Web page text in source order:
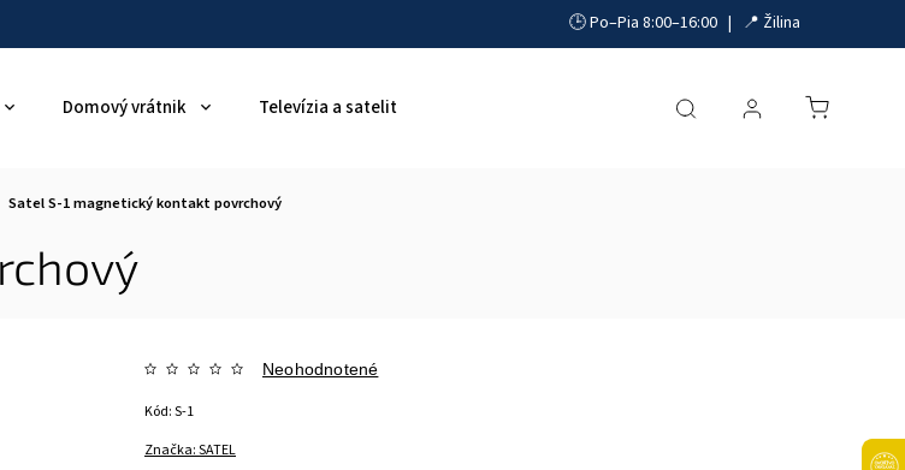
🕒 Po–Pia 8:00–16:00 | 📍 Žilina
Domový vrátnik Televízia a satelit Akumulátory, UPS a zdroje Parkovacie systémy
Satel S-1 magnetický kontakt povrchový
Značka:SATEL
Neohodnotené
Kód:S-1